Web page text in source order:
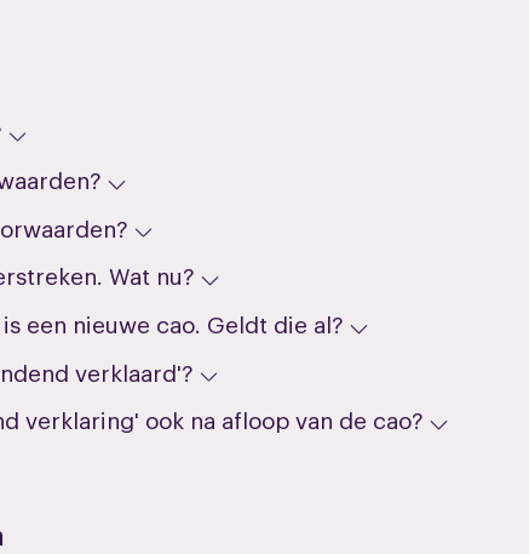
Wat nu?
een nieuwe cao. Geldt die al?
verklaard'?
verklaring' ook na afloop van de cao?